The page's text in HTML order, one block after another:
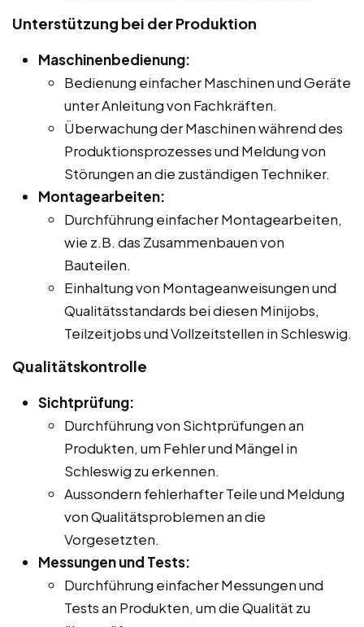
Unterstützung bei der Produktion
Maschinenbedienung:
Bedienung einfacher Maschinen und Geräte
unter Anleitung von Fachkräften.
Überwachung der Maschinen während des
Produktionsprozesses und Meldung von
Störungen an die zuständigen Techniker.
Montagearbeiten:
Durchführung einfacher Montagearbeiten,
wie z.B. das Zusammenbauen von
Bauteilen.
Einhaltung von Montageanweisungen und
Qualitätsstandards bei diesen Minijobs,
Teilzeitjobs und Vollzeitstellen in Schleswig.
Qualitätskontrolle
Sichtprüfung:
Durchführung von Sichtprüfungen an
Produkten, um Fehler und Mängel in
Schleswig zu erkennen.
Aussondern fehlerhafter Teile und Meldung
von Qualitätsproblemen an die
Vorgesetzten.
Messungen und Tests:
Durchführung einfacher Messungen und
Tests an Produkten, um die Qualität zu